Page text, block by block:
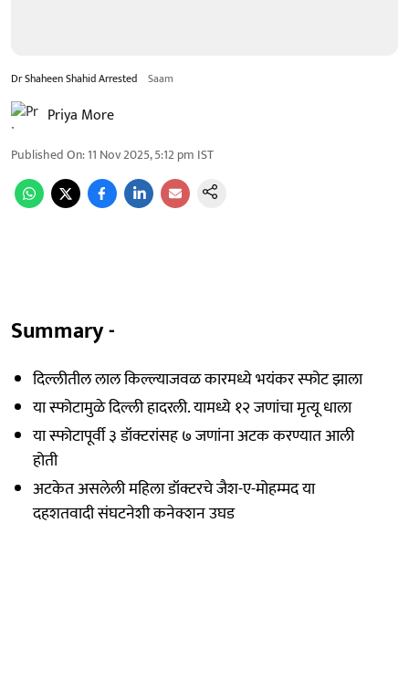
Dr Shaheen Shahid Arrested Saam
Priya More
Published On:11 Nov 2025, 5:12 pm IST
Summary -
दिल्लीतील लाल किल्ल्याजवळ कारमध्ये भयंकर स्फोट झाला
या स्फोटामुळे दिल्ली हादरली. यामध्ये १२ जणांचा मृत्यू धाला
या स्फोटापूर्वी ३ डॉक्टरांसह ७ जणांना अटक करण्यात आली
होती
अटकेत असलेली महिला डॉक्टरचे जैश-ए-मोहम्मद या
दहशतवादी संघटनेशी कनेक्शन उघड